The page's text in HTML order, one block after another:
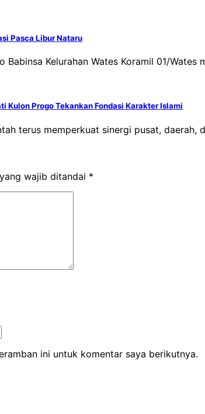
Pasca Libur Nataru
Kelurahan Wates Koramil 01/
Kulon Progo Tekankan Fondasi Karakter Islami
terus memperkuat sinergi pusat,
wajib ditandai *
ini untuk komentar saya berikutnya.